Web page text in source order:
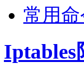
常用命